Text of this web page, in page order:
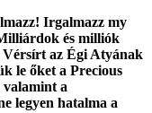
Irgalmazz my
és milliók
Vérsírt az Égi Atyának
le őket a Precious
valamint a
legyen hatalma a